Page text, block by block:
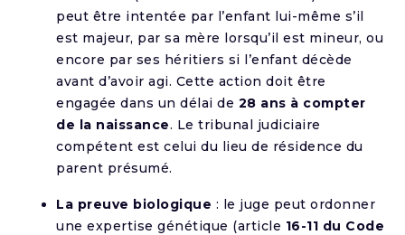
peut être intentée par l’enfant lui-même s’il
est majeur, par sa mère lorsqu’il est mineur, ou
encore par ses héritiers si l’enfant décède
avant d’avoir agi. Cette action doit être
engagée dans un délai de 28 ans à compter
de la naissance. Le tribunal judiciaire
compétent est celui du lieu de résidence du
parent présumé.
La preuve biologique : le juge peut ordonner
une expertise génétique (article 16-11 du Code